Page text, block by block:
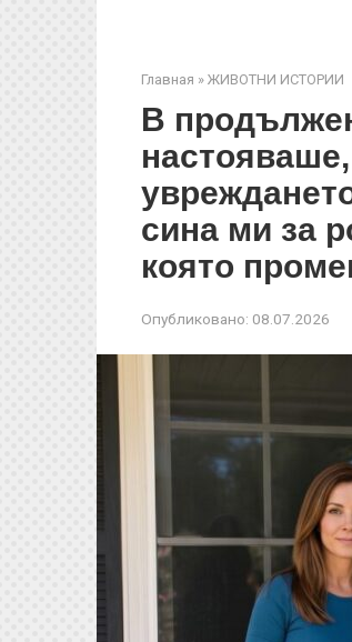
Главная » ЖИВОТНИ ИСТОРИИ
В
сина ми за
която
Опубликовано: 08.07.2026